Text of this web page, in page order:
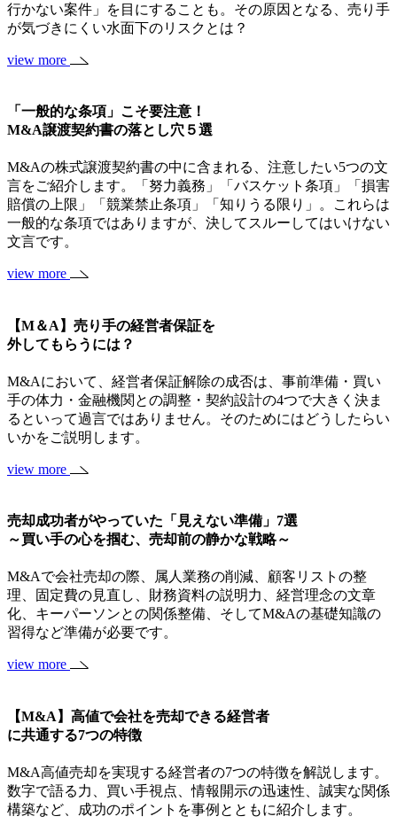
行かない案件」を目にすることも。その原因となる、売り手
が気づきにくい水面下のリスクとは？
view more
「一般的な条項」こそ要注意！
M&A譲渡契約書の落とし穴５選
M&Aの株式譲渡契約書の中に含まれる、注意したい5つの文
言をご紹介します。「努力義務」「バスケット条項」「損害
賠償の上限」「競業禁止条項」「知りうる限り」。これらは
一般的な条項ではありますが、決してスルーしてはいけない
文言です。
view more
【M＆A】売り手の経営者保証を
外してもらうには？
M&Aにおいて、経営者保証解除の成否は、事前準備・買い
手の体力・金融機関との調整・契約設計の4つで大きく決ま
るといって過言ではありません。そのためにはどうしたらい
いかをご説明します。
view more
売却成功者がやっていた「見えない準備」7選
～買い手の心を掴む、売却前の静かな戦略～
M&Aで会社売却の際、属人業務の削減、顧客リストの整
理、固定費の見直し、財務資料の説明力、経営理念の文章
化、キーパーソンとの関係整備、そしてM&Aの基礎知識の
習得など準備が必要です。
view more
【M&A】高値で会社を売却できる経営者
に共通する7つの特徴
M&A高値売却を実現する経営者の7つの特徴を解説します。
数字で語る力、買い手視点、情報開示の迅速性、誠実な関係
構築など、成功のポイントを事例とともに紹介します。